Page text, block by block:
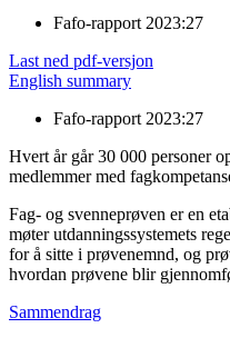
Fafo-rapport 2023:27
Last ned pdf-versjon
English summary
Fafo-rapport 2023:27
Hvert år går 30 000 personer
medlemmer med
Fag- og svenneprøven er en
møter utdanningssystemets
for å sitte i prøvenemnd, og
hvordan prøvene blir
Sammendrag